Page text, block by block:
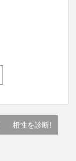
相性を診断!